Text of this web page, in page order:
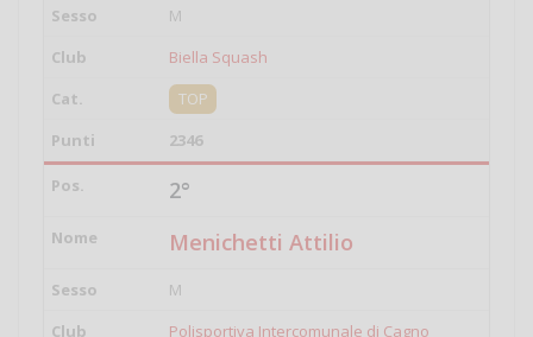
M
Biella Squash
TOP
2346
2°
Menichetti Attilio
M
Polisportiva Intercomunale di Cagno